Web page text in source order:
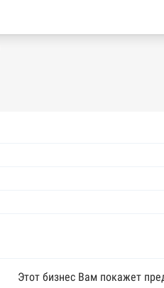
Этот бизнес Вам покажет